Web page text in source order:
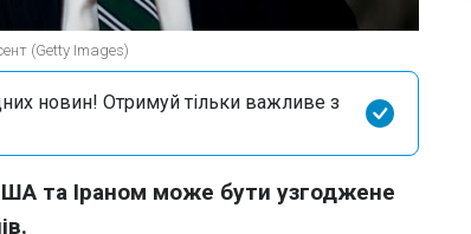
(Getty Images)
новин! Отримуй тільки важливе з
та Іраном може бути узгоджене